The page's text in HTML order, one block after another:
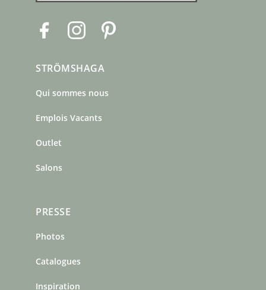
e
o
o
I
t
g
r
STRÖMSHAGA
Qui sommes nous
Emplois Vacants
Outlet
Salons
PRESSE
Photos
Catalogues
Inspiration